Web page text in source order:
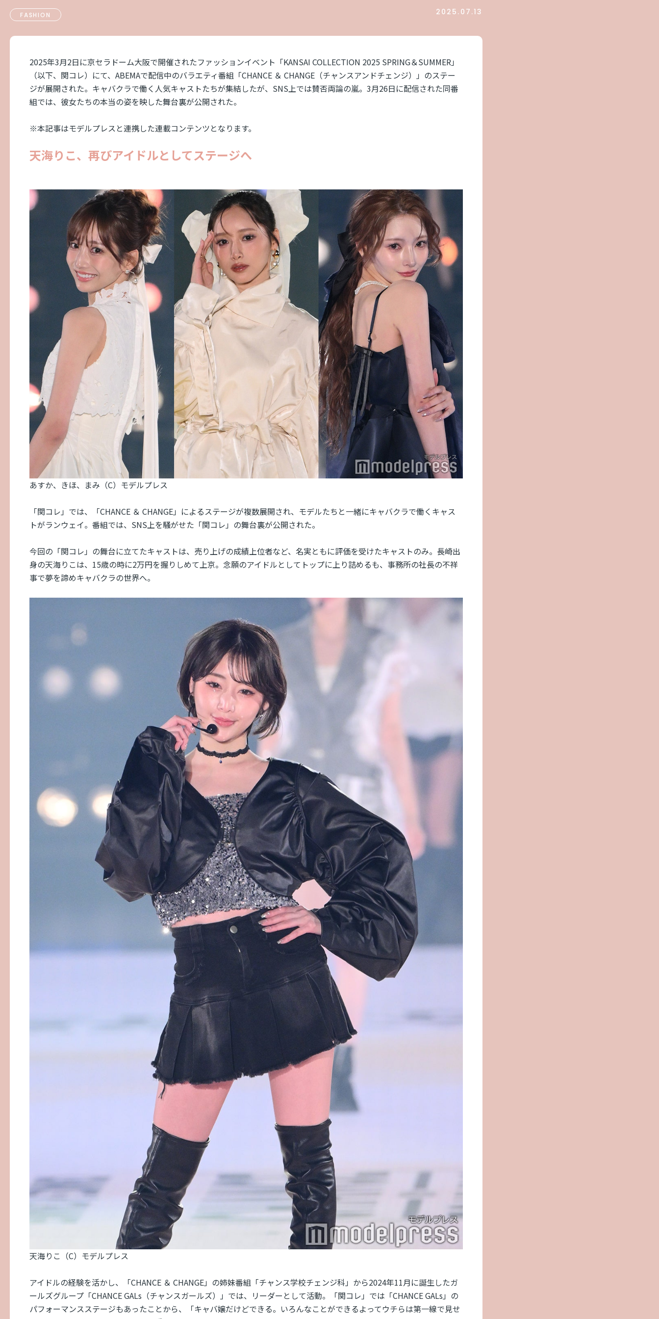
FASHION 2025.07.13
2025年3月2日に京セラドーム大阪で開催されたファッションイベント「KANSAI COLLECTION 2025 SPRING＆SUMMER」
（以下、関コレ）にて、ABEMAで配信中のバラエティ番組「CHANCE ＆ CHANGE（チャンスアンドチェンジ）」のステー
ジが展開された。キャバクラで働く人気キャストたちが集結したが、SNS上では賛否両論の嵐。3月26日に配信された同番
組では、彼女たちの本当の姿を映した舞台裏が公開された。
※本記事はモデルプレスと連携した連載コンテンツとなります。
天海りこ、再びアイドルとしてステージへ
あすか、きほ、まみ（C）モデルプレス
「関コレ」では、「CHANCE ＆ CHANGE」によるステージが複数展開され、モデルたちと一緒にキャバクラで働くキャス
トがランウェイ。番組では、SNS上を騒がせた「関コレ」の舞台裏が公開された。
今回の「関コレ」の舞台に立てたキャストは、売り上げの成績上位者など、名実ともに評価を受けたキャストのみ。長崎出
身の天海りこは、15歳の時に2万円を握りしめて上京。念願のアイドルとしてトップに上り詰めるも、事務所の社長の不祥
事で夢を諦めキャバクラの世界へ。
天海りこ（C）モデルプレス
アイドルの経験を活かし、「CHANCE ＆ CHANGE」の姉妹番組「チャンス学校チェンジ科」から2024年11月に誕生したガ
ールズグループ「CHANCE GALs（チャンスガールズ）」では、リーダーとして活動。「関コレ」では「CHANCE GALs」の
パフォーマンスステージもあったことから、「キャバ嬢だけどできる。いろんなことができるよってウチらは第一線で見せ